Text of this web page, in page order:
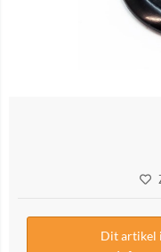
Dit artikel